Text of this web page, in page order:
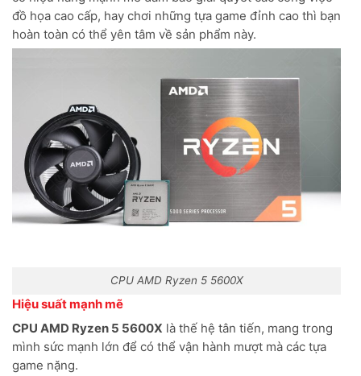
đồ họa cao cấp, hay chơi những tựa game đỉnh cao thì bạn
hoàn toàn có thể yên tâm về sản phẩm này.
CPU AMD Ryzen 5 5600X
Hiệu suất mạnh mẽ
CPU AMD Ryzen 5 5600X là thế hệ tân tiến, mang trong
mình sức mạnh lớn để có thể vận hành mượt mà các tựa
game nặng.